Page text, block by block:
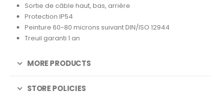
Sortie de câble haut, bas, arrière
Protection IP54
Peinture 60-80 microns suivant DIN/ISO 12944
Treuil garanti 1 an
MORE PRODUCTS
STORE POLICIES